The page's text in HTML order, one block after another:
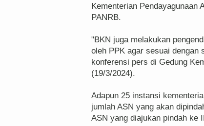
Kementerian Pendayagunaan
PANRB.
"BKN juga melakukan
oleh PPK agar sesuai dengan
konferensi pers di Gedung
(19/3/2024).
Adapun 25 instansi
jumlah ASN yang akan
ASN yang diajukan pindah ke